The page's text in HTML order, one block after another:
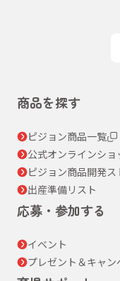
商品を探す
ピジョン商品一覧
公式オンラインショ
ピジョン商品開発ス
出産準備リスト
応募・参加する
イベント
プレゼント＆キャン